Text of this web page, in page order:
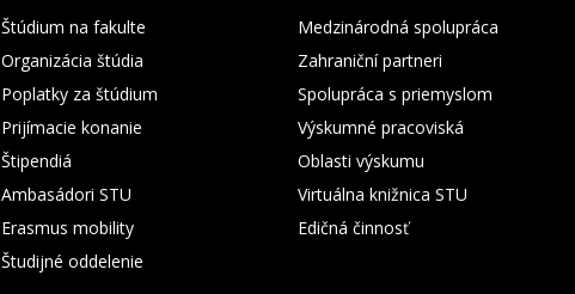
Štúdium na fakulte
Organizácia štúdia
Poplatky za štúdium
Prijímacie konanie
Štipendiá
Ambasádori STU
Erasmus mobility
Študijné oddelenie
Medzinárodná spolupráca
Zahraniční partneri
Spolupráca s priemyslom
Výskumné pracoviská
Oblasti výskumu
Virtuálna knižnica STU
Edičná činnosť